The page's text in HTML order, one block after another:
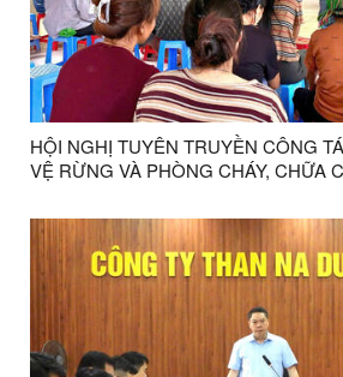
HỘI NGHỊ TUYÊN TRUYỀN CÔNG
VỆ RỪNG VÀ PHÒNG CHÁY, CHỮA